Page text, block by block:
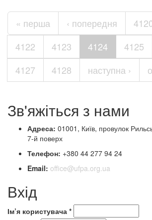
« перша ‹ попередня
4122
4123 4124 4125
4127
4128 наступна ›
Зв'яжіться з нами
Адреса: 01001, Київ, провулок
7-й поверх
Телефон: +380 44 277 94 24
Email: office@ufpa.org.ua
Вхід
Ім’я користувача *